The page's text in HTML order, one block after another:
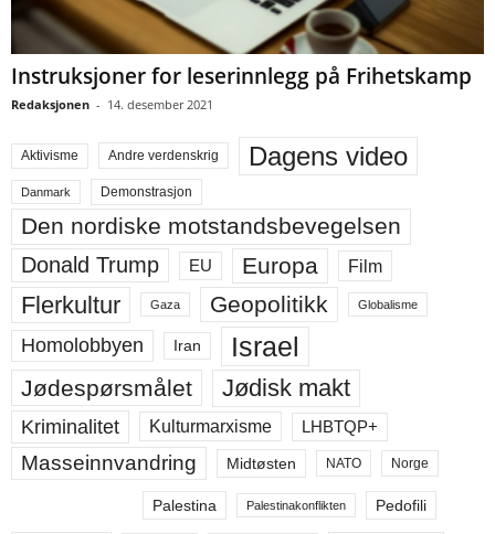
Instruksjoner for leserinnlegg på Frihetskamp
Redaksjonen - 14. desember 2021
Aktivisme Andre verdenskrig Dagens video
Danmark Demonstrasjon
Den nordiske motstandsbevegelsen
Donald Trump EU Europa Film
Flerkultur Gaza Geopolitikk Globalisme
Homolobbyen Iran Israel
Jødespørsmålet Jødisk makt
Kriminalitet Kulturmarxisme LHBTQP+
Masseinnvandring Midtøsten NATO Norge
Palestina Palestinakonflikten Pedofili